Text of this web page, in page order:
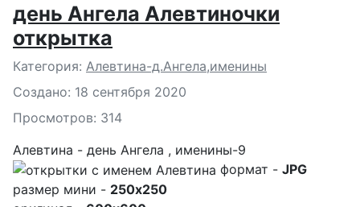
день Ангела Алевтиночки
открытка
Подробности
Категория: Алевтина-д.Ангела,именины
Создано: 18 сентября 2020
Просмотров: 314
Алевтина - день Ангела , именины-9
формат - JPG
размер мини - 250x250